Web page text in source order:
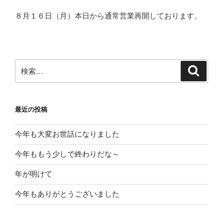
８月１６日（月）本日から通常営業再開しております。
索:
最近の投稿
今年も大変お世話になりました
今年ももう少しで終わりだな～
年が明けて
今年もありがとうございました